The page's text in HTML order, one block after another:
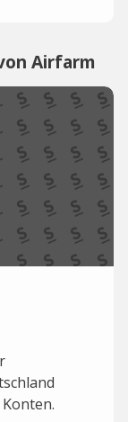
Airfarm